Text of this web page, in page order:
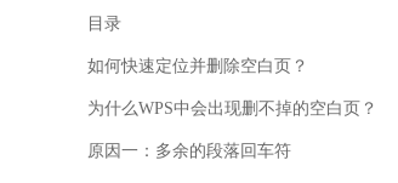
目录
如何快速定位并删除空白页？
为什么WPS中会出现删不掉的空白页？
原因一：多余的段落回车符